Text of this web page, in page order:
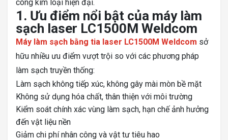
công kim loại hiện đại.
1. Ưu điểm nổi bật của máy làm
sạch laser LC1500M Weldcom
Máy làm sạch bằng tia laser LC1500M Weldcom sở
hữu nhiều ưu điểm vượt trội so với các phương pháp
làm sạch truyền thống:
Làm sạch không tiếp xúc, không gây mài mòn bề mặt
Không sử dụng hóa chất, thân thiện với môi trường
Kiểm soát chính xác vùng làm sạch, hạn chế ảnh hưởng
đến vật liệu nền
Giảm chi phí nhân công và vật tư tiêu hao